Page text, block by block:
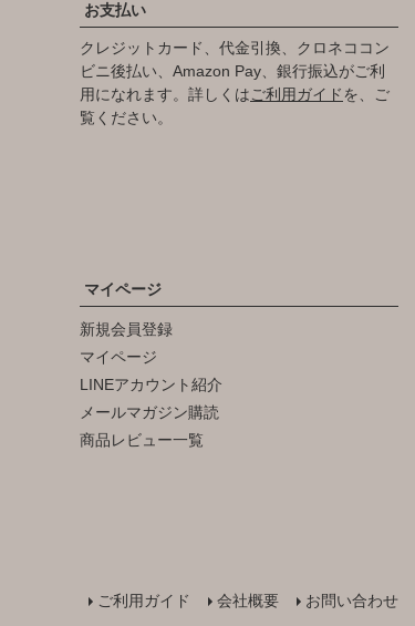
お支払い
クレジットカード、代金引換、クロネココン
ビニ後払い、Amazon Pay、銀行振込がご利
用になれます。詳しくはご利用ガイドを、ご
覧ください。
マイページ
新規会員登録
マイページ
LINEアカウント紹介
メールマガジン購読
商品レビュー一覧
ご利用ガイド 会社概要 お問い合わせ